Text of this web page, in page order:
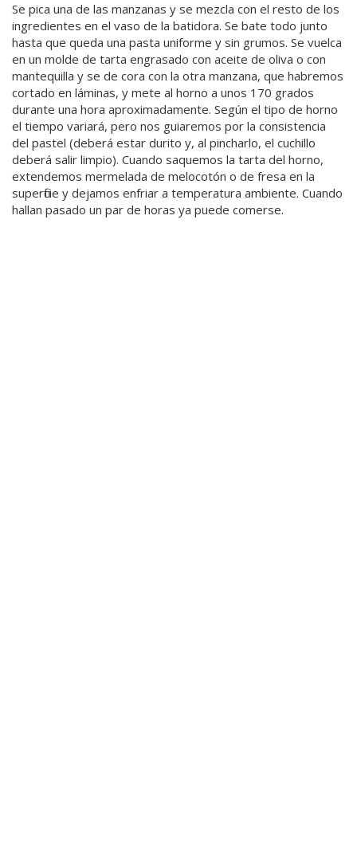
Se pica una de las manzanas y se mezcla con el resto de los
ingredientes en el vaso de la batidora. Se bate todo junto
hasta que queda una pasta uniforme y sin grumos. Se vuelca
en un molde de tarta engrasado con aceite de oliva o con
mantequilla y se de cora con la otra manzana, que habremos
cortado en láminas, y mete al horno a unos 170 grados
durante una hora aproximadamente. Según el tipo de horno
el tiempo variará, pero nos guiaremos por la consistencia
del pastel (deberá estar durito y, al pincharlo, el cuchillo
deberá salir limpio). Cuando saquemos la tarta del horno,
extendemos mermelada de melocotón o de fresa en la
superficie y dejamos enfriar a temperatura ambiente. Cuando
hallan pasado un par de horas ya puede comerse.